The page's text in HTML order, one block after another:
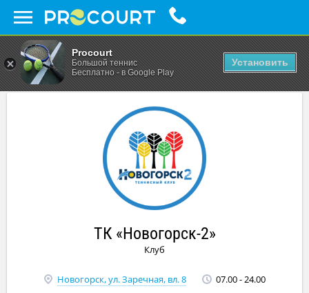
Procourt
Большой теннис
Бесплатно - в Google Play
Установить
ТК «Новогорск-2»
Клуб
Новогорск, ул. Заречная, вл. 8 07.00 - 24.00